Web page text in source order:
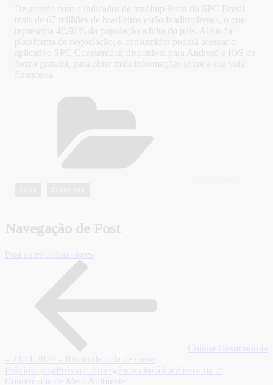
De acordo com o indicador de inadimplência do SPC Brasil,
mais de 67 milhões de brasileiros estão inadimplentes, o que
representa 40,91% da população adulta do país. Além da
plataforma de negociação, o consumidor poderá acessar o
aplicativo SPC Consumidor, disponível para Android e IOS de
forma gratuita, para obter mais informações sobre a sua vida
financeira.
Navegação de Post
Post anterior Anteriores
Coluna Gastronomia
– 24.11.2024 – Risoto de bola de carne
Próximo post Próximo Emergência climática é tema da 1ª
Conferência de Meio Ambiente